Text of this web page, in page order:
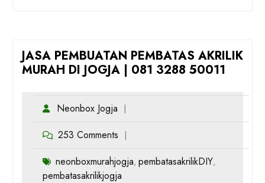
JASA PEMBUATAN PEMBATAS AKRILIK
MURAH DI JOGJA | 081 3288 50011
Neonbox Jogja
253 Comments
neonboxmurahjogja, pembatasakrilikDIY,
pembatasakrilikjogja